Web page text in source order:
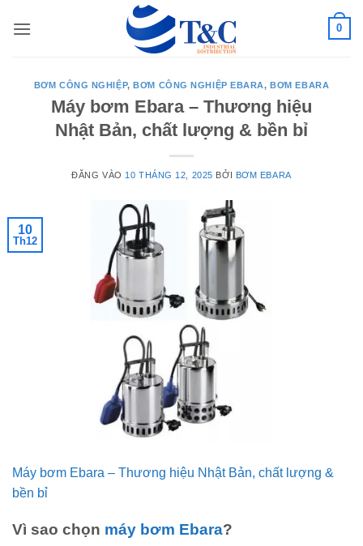
qua
0
BƠM CÔNG NGHIỆP,BƠM CÔNG NGHIỆP EBARA,BƠM EBARA
Máy bơm Ebara – Thương hiệu
Nhật Bản, chất lượng & bền bỉ
ĐĂNG VÀO 10 THÁNG 12, 2025 BỞI BƠM EBARA
10
Th12
Máy bơm Ebara – Thương hiệu Nhật Bản, chất lượng &
bền bỉ
Vì sao chọn máy bơm Ebara?